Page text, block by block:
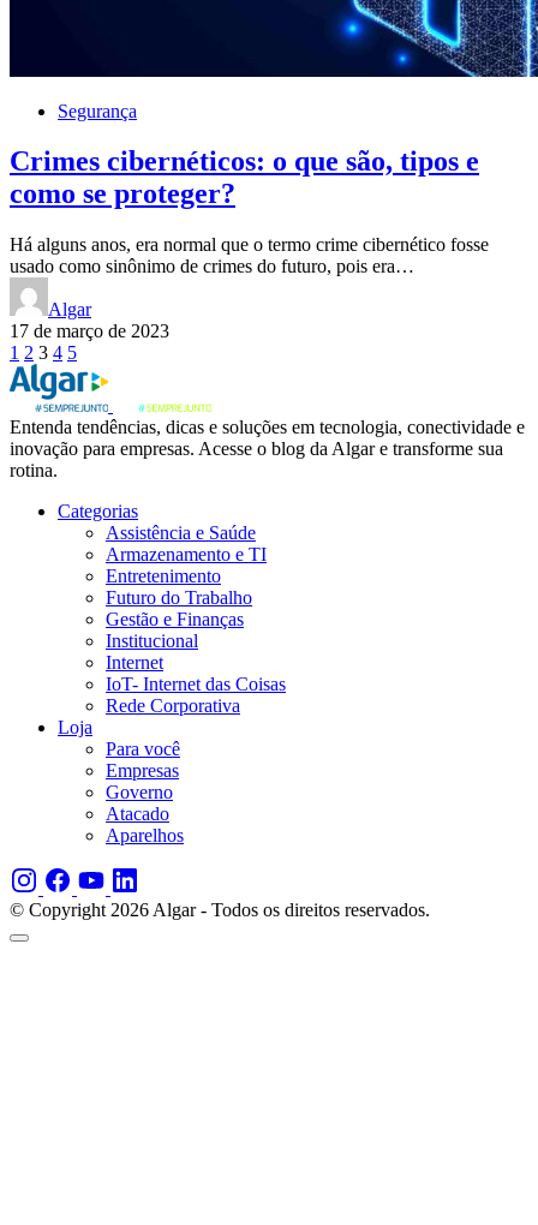
Segurança
Crimes cibernéticos: o que são, tipos e
como se proteger?
Há alguns anos, era normal que o termo crime cibernético fosse
usado como sinônimo de crimes do futuro, pois era…
Algar
17 de março de 2023
Paginação
de
posts
1 2 3 4 5
Entenda tendências, dicas e soluções em tecnologia, conectividade e
inovação para empresas. Acesse o blog da Algar e transforme sua
rotina.
Categorias
Assistência e Saúde
Armazenamento e TI
Entretenimento
Futuro do Trabalho
Gestão e Finanças
Institucional
Internet
IoT- Internet das Coisas
Rede Corporativa
Loja
Para você
Empresas
Governo
Atacado
Aparelhos
© Copyright 2026 Algar - Todos os direitos reservados.